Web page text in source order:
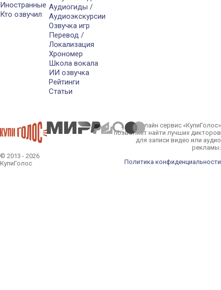
Иностранные
Кто озвучил
Аудиогиды /
Аудиоэкскурсии
Озвучка игр
Перевод /
Локализация
Хрономер
Школа вокала
ИИ озвучка
Рейтинги
Статьи
© 2013 - 2026
КупиГолос
Онлайн сервис «КупиГолос»
позволяет найти лучших дикторов
для записи видео или аудио
рекламы.
Политика конфиденциальности